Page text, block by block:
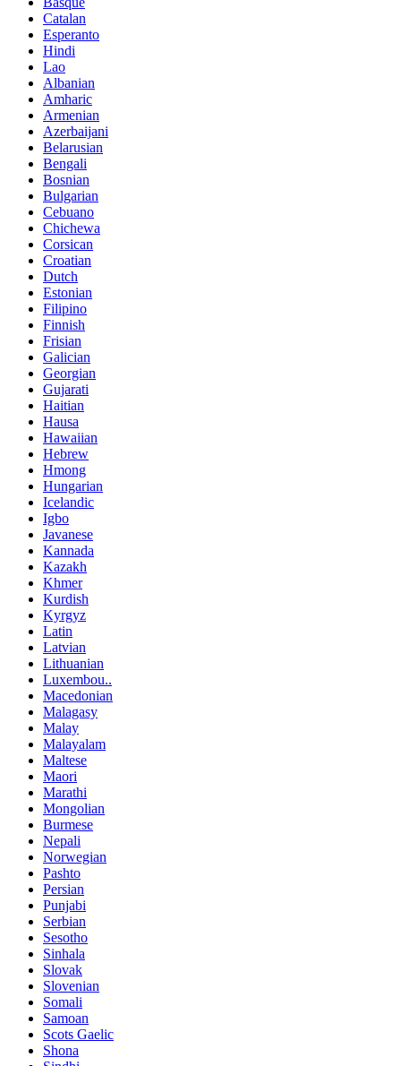
Catalan
Esperanto
Hindi
Lao
Albanian
Amharic
Armenian
Azerbaijani
Belarusian
Bengali
Bosnian
Bulgarian
Cebuano
Chichewa
Corsican
Croatian
Dutch
Estonian
Filipino
Finnish
Frisian
Galician
Georgian
Gujarati
Haitian
Hausa
Hawaiian
Hebrew
Hmong
Hungarian
Icelandic
Igbo
Javanese
Kannada
Kazakh
Khmer
Kurdish
Kyrgyz
Latin
Latvian
Lithuanian
Luxembou..
Macedonian
Malagasy
Malay
Malayalam
Maltese
Maori
Marathi
Mongolian
Burmese
Nepali
Norwegian
Pashto
Persian
Punjabi
Serbian
Sesotho
Sinhala
Slovak
Slovenian
Somali
Samoan
Scots Gaelic
Shona